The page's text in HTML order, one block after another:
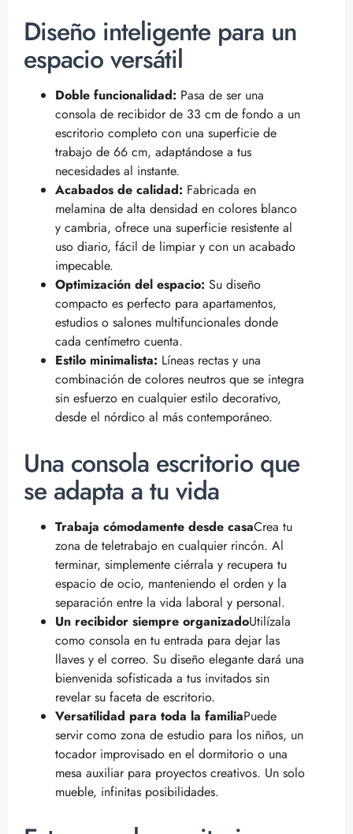
Diseño inteligente para un
espacio versátil
Doble funcionalidad: Pasa de ser una
consola de recibidor de 33 cm de fondo a un
escritorio completo con una superficie de
trabajo de 66 cm, adaptándose a tus
necesidades al instante.
Acabados de calidad: Fabricada en
melamina de alta densidad en colores blanco
y cambria, ofrece una superficie resistente al
uso diario, fácil de limpiar y con un acabado
impecable.
Optimización del espacio: Su diseño
compacto es perfecto para apartamentos,
estudios o salones multifuncionales donde
cada centímetro cuenta.
Estilo minimalista: Líneas rectas y una
combinación de colores neutros que se integra
sin esfuerzo en cualquier estilo decorativo,
desde el nórdico al más contemporáneo.
Una consola escritorio que
se adapta a tu vida
Trabaja cómodamente desde casaCrea tu
zona de teletrabajo en cualquier rincón. Al
terminar, simplemente ciérrala y recupera tu
espacio de ocio, manteniendo el orden y la
separación entre la vida laboral y personal.
Un recibidor siempre organizadoUtilízala
como consola en tu entrada para dejar las
llaves y el correo. Su diseño elegante dará una
bienvenida sofisticada a tus invitados sin
revelar su faceta de escritorio.
Versatilidad para toda la familiaPuede
servir como zona de estudio para los niños, un
tocador improvisado en el dormitorio o una
mesa auxiliar para proyectos creativos. Un solo
mueble, infinitas posibilidades.